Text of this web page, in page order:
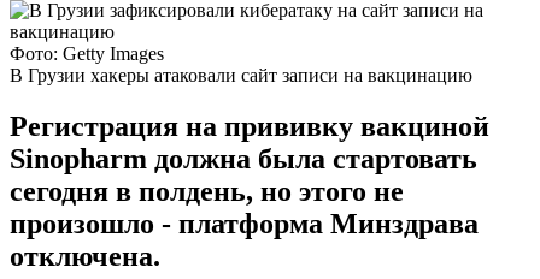
Фото: Getty Images
В Грузии хакеры атаковали сайт записи на вакцинацию
Регистрация на прививку вакциной
Sinopharm должна была стартовать
сегодня в полдень, но этого не
произошло - платформа Минздрава
отключена.